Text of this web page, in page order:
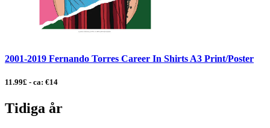
2001-2019 Fernando Torres Career In Shirts A3 Print/Poster
11.99£ - ca: €14
Tidiga år